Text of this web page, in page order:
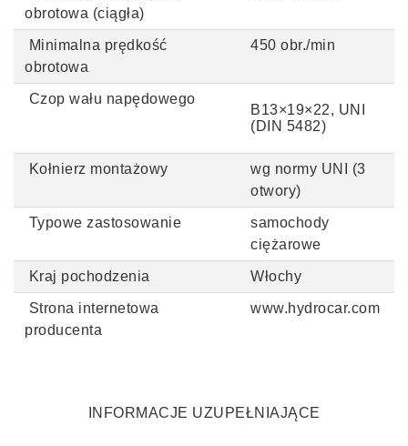
obrotowa (ciągła)
Minimalna prędkość
obrotowa
450 obr./min
Czop wału napędowego
B13×19×22, UNI
(DIN 5482)
Kołnierz montażowy
wg normy UNI (3
otwory)
Typowe zastosowanie
samochody
ciężarowe
Kraj pochodzenia Włochy
Strona internetowa
producenta
www.hydrocar.com
INFORMACJE UZUPEŁNIAJĄCE